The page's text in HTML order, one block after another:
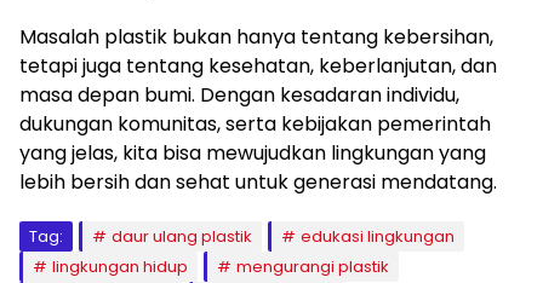
Masalah plastik bukan hanya tentang kebersihan,
tetapi juga tentang kesehatan, keberlanjutan, dan
masa depan bumi. Dengan kesadaran individu,
dukungan komunitas, serta kebijakan pemerintah
yang jelas, kita bisa mewujudkan lingkungan yang
lebih bersih dan sehat untuk generasi mendatang.
Tag: daur ulang plastik
edukasi lingkungan
lingkungan hidup
mengurangi plastik